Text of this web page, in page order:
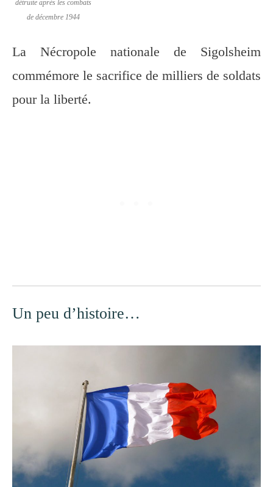
détruite après les combats
de décembre 1944
La Nécropole nationale de Sigolsheim
commémore le sacrifice de milliers de soldats
pour la liberté.
Un peu d’histoire…